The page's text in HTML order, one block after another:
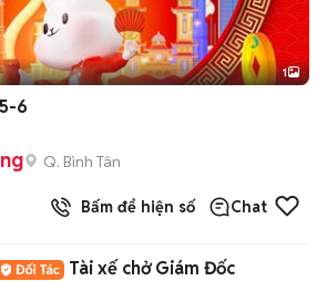
1
6
Q. Bình Tân
Bấm để hiện số Chat
Tài xế chở Giám Đốc